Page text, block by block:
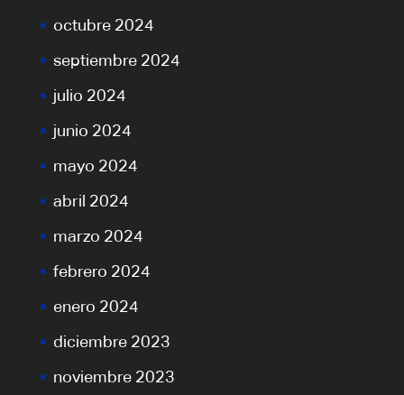
octubre 2024
septiembre 2024
julio 2024
junio 2024
mayo 2024
abril 2024
marzo 2024
febrero 2024
enero 2024
diciembre 2023
noviembre 2023